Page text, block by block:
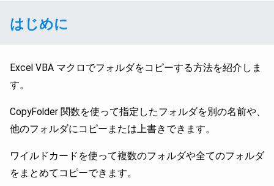
はじめに
Excel VBA マクロでフォルダをコピーする方法を紹介しま
す。
CopyFolder 関数を使って指定したフォルダを別の名前や、
他のフォルダにコピーまたは上書きできます。
ワイルドカードを使って複数のフォルダや全てのフォルダ
をまとめてコピーできます。